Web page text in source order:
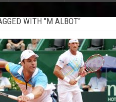
WITH "M ALBOT"